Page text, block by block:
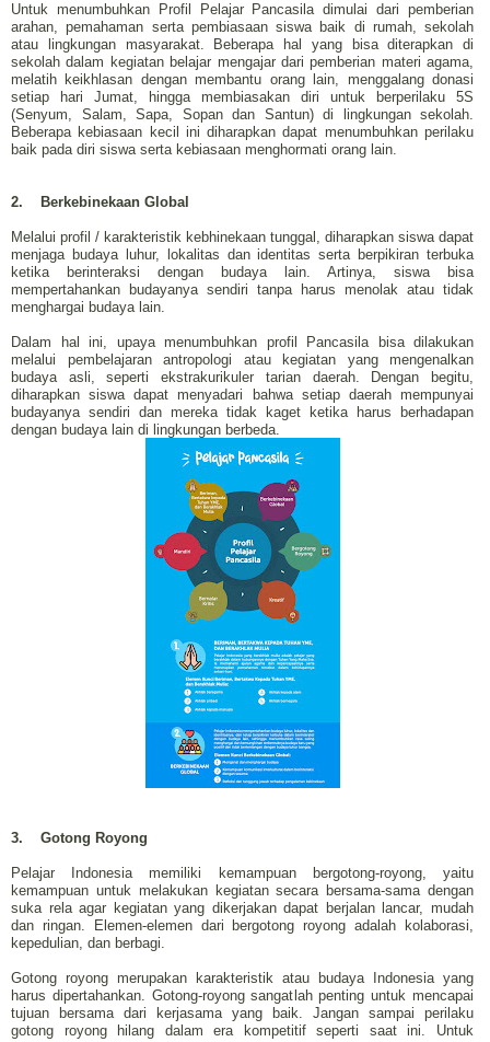
Untuk menumbuhkan Profil Pelajar Pancasila dimulai dari pemberian
arahan, pemahaman serta pembiasaan siswa baik di rumah, sekolah
atau lingkungan masyarakat. Beberapa hal yang bisa diterapkan di
sekolah dalam kegiatan belajar mengajar dari pemberian materi agama,
melatih keikhlasan dengan membantu orang lain, menggalang donasi
setiap hari Jumat, hingga membiasakan diri untuk berperilaku 5S
(Senyum, Salam, Sapa, Sopan dan Santun) di lingkungan sekolah.
Beberapa kebiasaan kecil ini diharapkan dapat menumbuhkan perilaku
baik pada diri siswa serta kebiasaan menghormati orang lain.
2. Berkebinekaan Global
Melalui profil / karakteristik kebhinekaan tunggal, diharapkan siswa dapat
menjaga budaya luhur, lokalitas dan identitas serta berpikiran terbuka
ketika berinteraksi dengan budaya lain. Artinya, siswa bisa
mempertahankan budayanya sendiri tanpa harus menolak atau tidak
menghargai budaya lain.
Dalam hal ini, upaya menumbuhkan profil Pancasila bisa dilakukan
melalui pembelajaran antropologi atau kegiatan yang mengenalkan
budaya asli, seperti ekstrakurikuler tarian daerah. Dengan begitu,
diharapkan siswa dapat menyadari bahwa setiap daerah mempunyai
budayanya sendiri dan mereka tidak kaget ketika harus berhadapan
dengan budaya lain di lingkungan berbeda.
3. Gotong Royong
Pelajar Indonesia memiliki kemampuan bergotong-royong, yaitu
kemampuan untuk melakukan kegiatan secara bersama-sama dengan
suka rela agar kegiatan yang dikerjakan dapat berjalan lancar, mudah
dan ringan. Elemen-elemen dari bergotong royong adalah kolaborasi,
kepedulian, dan berbagi.
Gotong royong merupakan karakteristik atau budaya Indonesia yang
harus dipertahankan. Gotong-royong sangatlah penting untuk mencapai
tujuan bersama dari kerjasama yang baik. Jangan sampai perilaku
gotong royong hilang dalam era kompetitif seperti saat ini. Untuk